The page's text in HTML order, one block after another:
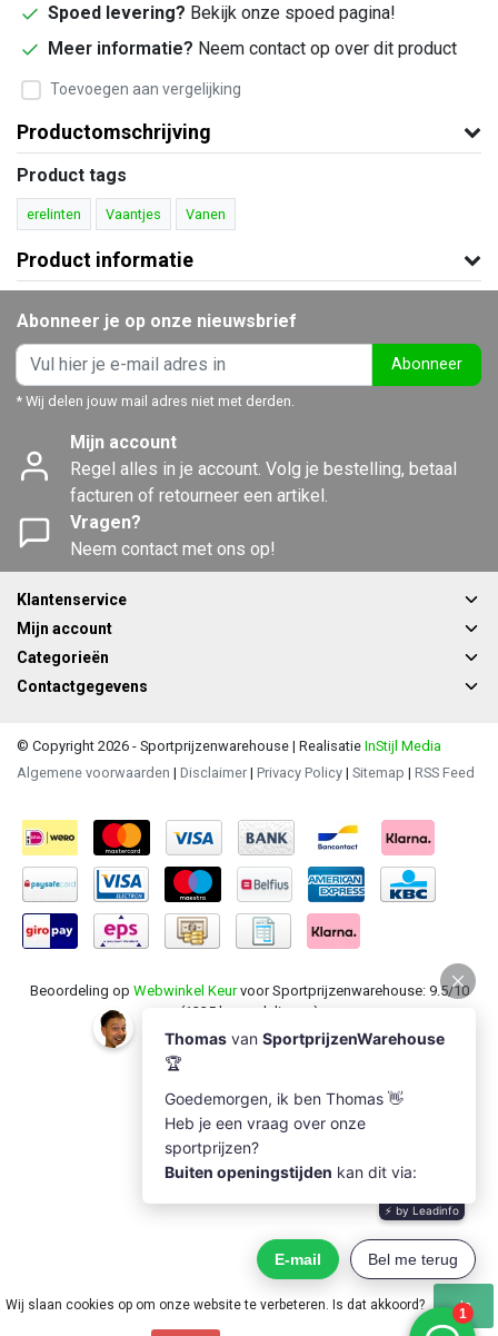
Spoed levering? Bekijk onze spoed pagina!
Meer informatie? Neem contact op over dit product
Toevoegen aan vergelijking
Productomschrijving
Product tags
erelinten Vaantjes Vanen
Product informatie
Abonneer je op onze nieuwsbrief
Abonneer
* Wij delen jouw mail adres niet met derden.
Mijn account
Regel alles in je account. Volg je bestelling, betaal
facturen of retourneer een artikel.
Vragen?
Neem contact met ons op!
Klantenservice
Mijn account
Categorieën
Contactgegevens
© Copyright 2026 - Sportprijzenwarehouse | Realisatie InStijl Media
Algemene voorwaarden | Disclaimer | Privacy Policy | Sitemap | RSS Feed
Beoordeling op Webwinkel Keurvoor Sportprijzenwarehouse: 9.5/10
(1235 beoordelingen)
Wij slaan cookies op om onze website te verbeteren. Is dat akkoord? Ja